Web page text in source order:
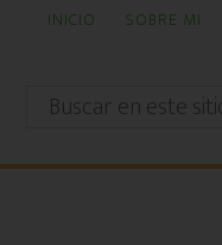
lateralINICIO SOBRE MI
Buscar
sitio